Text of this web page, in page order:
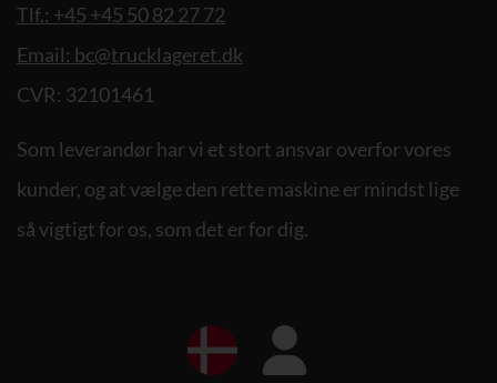
Tlf.: +45 +45 50 82 27 72
Email: bc@trucklageret.dk
CVR: 32101461
Som leverandør har vi et stort ansvar overfor vores
kunder, og at vælge den rette maskine er mindst lige
så vigtigt for os, som det er for dig.